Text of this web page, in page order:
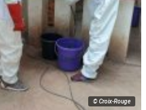
© Croix-Rouge